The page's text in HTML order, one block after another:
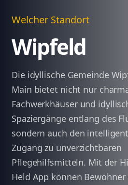
Welcher Standort
Wipfeld
Die idyllische Gemeinde
Main bietet nicht nur
Fachwerkhäuser und
Spaziergänge entlang des
sondern auch den
Zugang zu unverzichtbaren
Pflegehilfsmitteln. Mit der
Held App können Bewohner